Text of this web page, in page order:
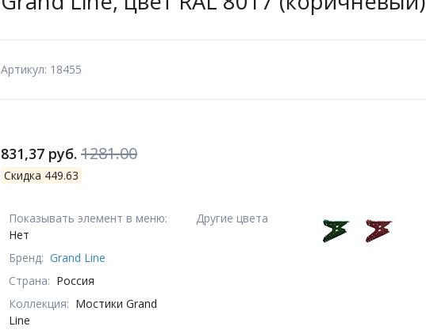
Артикул: 18455
831,37 руб. 1281.00
Скидка 449.63
Показывать элемент в меню:
Нет
Бренд: Grand Line
Страна: Россия
Коллекция: Мостики Grand
Line
Другие цвета